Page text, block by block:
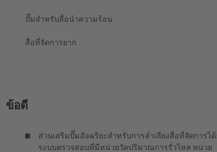
ปั๊มสำหรับสื่อนำความร้อน
สื่อที่จัดการยาก
ข้อดี
ส่วนเสริมปั๊มอัจฉริยะสำหรับการลำเลียงสื่อที่จัดการไ
ระบบตรวจสอบที่มีหน่วยวัดปริมาณการรั่วไหล หน่วย